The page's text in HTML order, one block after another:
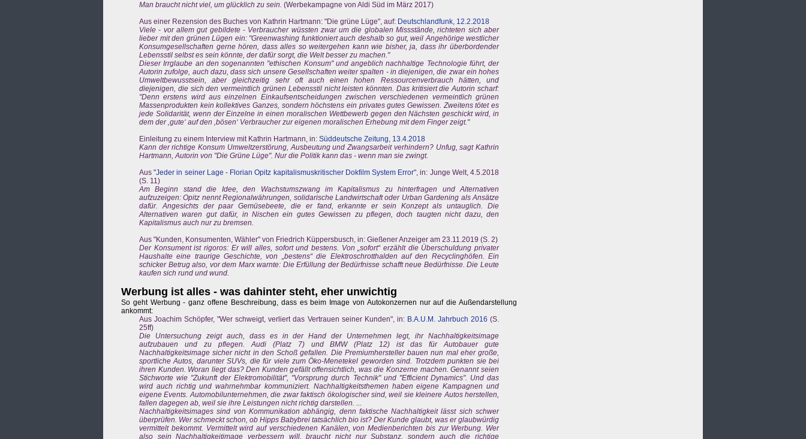
Man braucht nicht viel, um glücklich zu sein. (Werbekampagne von Aldi Süd im März 2017)
Aus einer Rezension des Buches von Kathrin Hartmann: "Die grüne Lüge", auf: Deutschlandfunk, 12.2.2018
Viele - vor allem gut gebildete - Verbraucher wüssten zwar um die globalen Missstände, richteten sich aber
lieber mit den grünen Lügen ein: "Greenwashing funktioniert auch deshalb so gut, weil Angehörige westlicher
Konsumgesellschaften gerne hören, dass alles so weitergehen kann wie bisher, ja, dass ihr überbordender
Lebensstil selbst es sein könnte, der dafür sorgt, die Welt besser zu machen."
Dieser Irrglaube an den sogenannten "ethischen Konsum" und angeblich nachhaltige Technologie führt, der
Autorin zufolge, auch dazu, dass sich unsere Gesellschaften weiter spalten - in diejenigen, die zwar ein hohes
Umweltbewusstsein, aber gleichzeitig sehr oft auch einen hohen Ressourcenverbrauch hätten, und
diejenigen, die sich den vermeintlich grünen Lebensstil nicht leisten könnten. Das kritisiert die Autorin scharf:
"Denn erstens wird aus einzelnen Einkaufsentscheidungen zwischen verschiedenen vermeintlich grünen
Massenprodukten kein kollektives Ganzes, sondern höchstens ein privates gutes Gewissen. Zweitens tötet es
jede Solidarität, wenn der Einzelne in einen moralischen Wettbewerb gegen den Nächsten geschickt wird, in
dem der ‚gute‘ auf den ‚bösen‘ Verbraucher zur eigenen moralischen Erhebung mit dem Finger zeigt."
Einleitung zu einem Interview mit Kathrin Hartmann, in: Süddeutsche Zeitung, 13.4.2018
Kann der richtige Konsum Umweltzerstörung, Ausbeutung und Zwangsarbeit verhindern? Unfug, sagt Kathrin
Hartmann, Autorin von "Die Grüne Lüge". Nur die Politik kann das - wenn man sie zwingt.
Aus "Jeder in seiner Lage - Florian Opitz kapitalismuskritischer Dokfilm System Error", in: Junge Welt, 4.5.2018
(S. 11)
Am Beginn stand die Idee, den Wachstumszwang im Kapitalismus zu hinterfragen und Alternativen
aufzuzeigen: Opitz nennt Regionalwährungen, solidarische Landwirtschaft oder Urban Gardening als Ansätze
dafür. Angesichts der paar Gemüsebeete, die er fand, erkannte er sein Konzept als untauglich. Die
Alternativen waren gut dafür, in Nischen ein gutes Gewissen zu pflegen, doch taugten nicht dazu, den
Kapitalismus auch nur zu bremsen.
Aus "Kunden, Konsumenten, Wähler" von Friedrich Küppersbusch, in: Gießener Anzeiger am 23.11.2019 (S. 2)
Der Konsument ist rigoros: Er will alles, sofort und bestens. Von „sofort“ erzählt die Überschuldung privater
Haushalte eine traurige Geschichte, von „bestens“ die Elektroschrotthalden auf den Recyclinghöfen. Ein
schicker Betrug also, vor dem Marx warnte: Die Erfüllung der Bedürfnisse schafft neue Bedürfnisse. Die Leute
kaufen sich rund und wund.
Werbung ist alles - was dahinter steht, eher unwichtig
So geht Werbung - ganz offene Beschreibung, dass es beim Image von Autokonzernen nur auf die Außendarstellung
ankommt:
Aus Joachim Schöpfer, "Wer schweigt, verliert das Vertrauen seiner Kunden", in: B.A.U.M. Jahrbuch 2016 (S.
25ff)
Die Untersuchung zeigt auch, dass es in der Hand der Unternehmen legt, ihr Nachhaltigkeitsimage
aufzubauen und zu pflegen. Audi (Platz 7) und BMW (Platz 12) ist das für Autobauer gute
Nachhaltigkeitsimage sicher nicht in den Schoß gefallen. Die Premiumhersteller bauen nun mal eher große,
sportliche Autos, darunter SUVs, die für viele zum Öko-Menetekel geworden sind. Trotzdem punkten sie bei
ihren Kunden. Woran liegt das? Den Kunden gefällt offensichtlich, was die Konzerne machen. Genannt seien
Stichworte wie "Zukunft der Elektromobilität", "Vorsprung durch Technik" und "Efficient Dynamics". Und das
wird auch richtig und wahrnehmbar kommuniziert. Nachhaltigkeitsthemen haben eigene Kampagnen und
eigene Events. Automobilunternehmen, die zwar faktisch ökologischer sind, weil sie kleinere Autos herstellen,
fallen dagegen ab, weil sie ihre Leistungen nicht richtig darstellen. ...
Nachhaltigkeitsimages sind von Kommunikation abhängig, denn faktische Nachhaltigkeit lässt sich schwer
überprüfen. Wer schmeckt schon, ob Hipps Babybrei tatsächlich bio ist? Der Kunde glaubt, was er glaubwürdig
vermittelt bekommt. Vermittelt wird auf verschiedenen Kanälen, von Medienberichten bis zur Werbung. Wer
also sein Nachhaltigkeitimage verbessern will, braucht nicht nur Substanz, sondern auch die richtige